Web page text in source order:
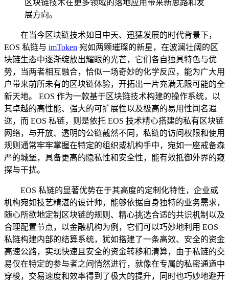
区块链技术在更多领域的落地应用带来新思路和发
展方向。
在当今区块链技术如日中天、迅猛发展的时代背景下，
EOS 私链与 imToken 宛如两颗璀璨的新星，在波澜壮阔的区
块链生态中逐渐绽放出耀眼的光芒，它们各自独具特色与优
势，当两者相互融合，恰似一场奇妙的化学反应，能为广大用
户带来前所未有的区块链体验，开拓出一片充满无限可能的全
新天地。 EOS 作为一款基于区块链技术构建的操作系统，以
其卓越的高性能、强大的可扩展性以及极高的易用性闻名遐
迩，而 EOS 私链，则是依托 EOS 技术精心搭建的私有区块链
网络，与开放、透明的公链截然不同，私链的访问权限和使用
规则通常牢牢掌握在特定的组织或机构手中，宛如一座戒备森
严的城堡，具备更高的隐私性和安全性，能有效抵御外界的窥
探与干扰。
EOS 私链的显著优势在于其高度的定制化特性，企业或
机构宛如技艺精湛的设计师，能够依据自身独特的业务需求，
随心所欲地定制区块链的规则、精心挑选合适的共识机制以及
合理配置节点，以金融机构为例，它们可以巧妙地利用 EOS
私链构建内部的结算系统，犹如搭建了一条高效、安全的资金
高速公路，实现快速且安全的资金转移和清算，由于私链的交
易仅在特定的参与者之间悄然进行，就像在专属的私密通道中
穿梭，交易速度和效率得到了极大的提升，同时也巧妙地避开